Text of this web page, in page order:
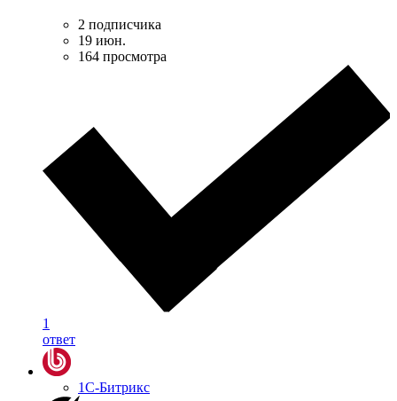
2 подписчика
19 июн.
164 просмотра
1
ответ
1С-Битрикс